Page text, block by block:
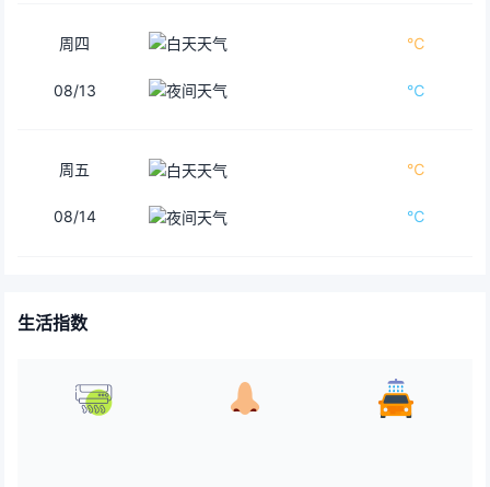
周四 ℃
08/13 ℃
周五 ℃
08/14 ℃
生活指数